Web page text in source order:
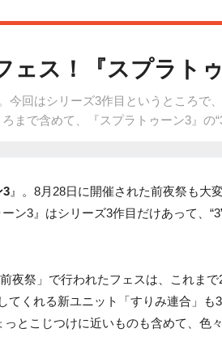
ス！『スプラト
回はシリーズ3作目というところで
で含めて、『スプラトゥーン3』の
3 』。8月28日に開催された前夜祭も大
ン3』はシリーズ3作目だけあって、
夜祭」で行われたフェスは、これまで
くれる新ユニット「すりみ連合」も3
とこじつけに近いものも含めて、色